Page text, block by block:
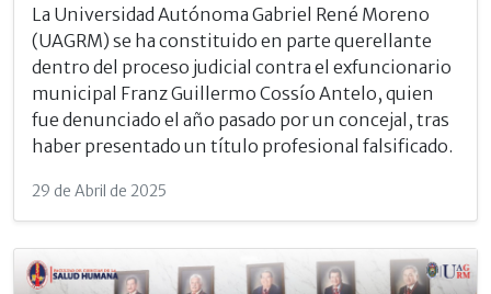
La Universidad Autónoma Gabriel René Moreno
(UAGRM) se ha constituido en parte querellante
dentro del proceso judicial contra el exfuncionario
municipal Franz Guillermo Cossío Antelo, quien
fue denunciado el año pasado por un concejal, tras
haber presentado un título profesional falsificado.
29 de Abril de 2025